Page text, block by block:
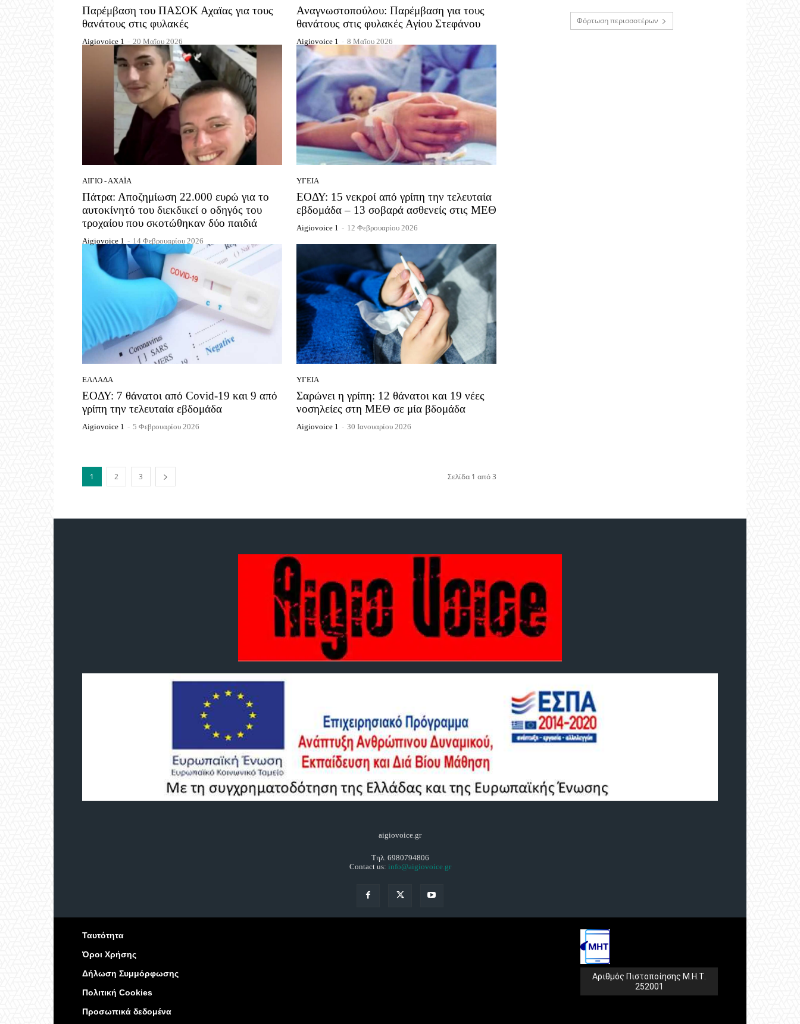
Παρέμβαση του ΠΑΣΟΚ Αχαϊας για τους
θανάτους στις φυλακές
Aigiovoice 1 - 20 Μαΐου 2026
Αναγνωστοπούλου: Παρέμβαση για τους
θανάτους στις φυλακές Αγίου Στεφάνου
Aigiovoice 1 - 8 Μαΐου 2026
ΑΊΓΙΟ - ΑΧΑΪ́Α
Πάτρα: Αποζημίωση 22.000 ευρώ για το
αυτοκίνητό του διεκδικεί ο οδηγός του
τροχαίου που σκοτώθηκαν δύο παιδιά
Aigiovoice 1 - 14 Φεβρουαρίου 2026
ΥΓΕΊΑ
ΕΟΔΥ: 15 νεκροί από γρίπη την τελευταία
εβδομάδα – 13 σοβαρά ασθενείς στις ΜΕΘ
Aigiovoice 1 - 12 Φεβρουαρίου 2026
ΕΛΛΆΔΑ
ΕΟΔΥ: 7 θάνατοι από Covid-19 και 9 από
γρίπη την τελευταία εβδομάδα
Aigiovoice 1 - 5 Φεβρουαρίου 2026
ΥΓΕΊΑ
Σαρώνει η γρίπη: 12 θάνατοι και 19 νέες
νοσηλείες στη ΜΕΘ σε μία βδομάδα
Aigiovoice 1 - 30 Ιανουαρίου 2026
1 2 3 Σελίδα 1 από 3
Φόρτωση περισσοτέρων
aigiovoice.gr
Τηλ. 6980794806
Contact us: info@aigiovoice.gr
Ταυτότητα
Όροι Χρήσης
Δήλωση Συμμόρφωσης
Πολιτική Cookies
Προσωπικά δεδομένα
Αριθμός Πιστοποίησης Μ.Η.Τ.
252001